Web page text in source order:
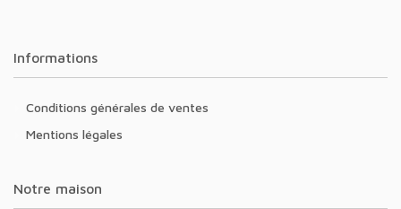
Informations
Conditions générales de ventes
Mentions légales
Notre maison